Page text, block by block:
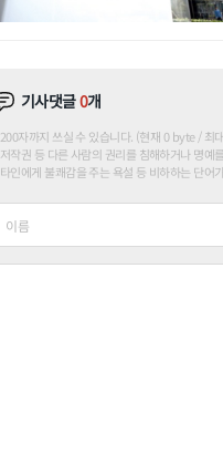
기사댓글0개
200자까지 쓰실 수 있습니다. (현재 0 byte / 최
저작권 등 다른 사람의 권리를 침해하거나 명예
타인에게 불쾌감을 주는 욕설 등 비하하는 단어